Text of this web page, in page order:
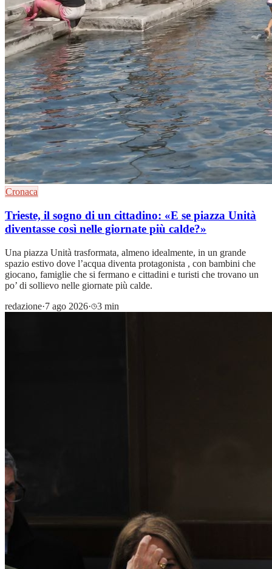
Cronaca
Trieste, il sogno di un cittadino: «E se piazza Unità
diventasse così nelle giornate più calde?»
Una piazza Unità trasformata, almeno idealmente, in un grande
spazio estivo dove l’acqua diventa protagonista , con bambini che
giocano, famiglie che si fermano e cittadini e turisti che trovano un
po’ di sollievo nelle giornate più calde.
redazione·7 ago 2026· 3 min